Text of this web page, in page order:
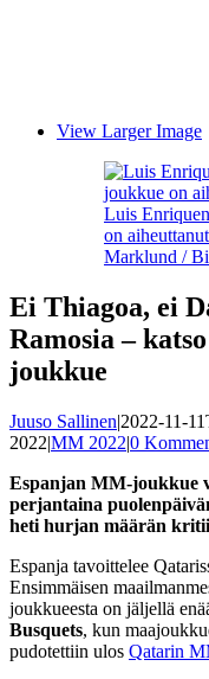
View Larger Image
Luis
on
Marklund /
Ei Thiagoa, ei
Ramosia –
joukkue
Juuso Sallinen|2022-11-
2022|MM 2022|0
Espanjan MM-joukkue
perjantaina
heti hurjan määrän
Espanja tavoittelee
Ensimmäisen
joukkueesta on jäljellä
Busquets, kun
pudotettiin ulos Qatarin